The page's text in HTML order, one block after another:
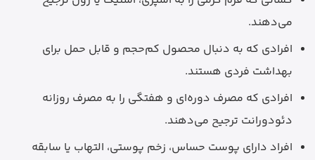
می‌دهند.
افرادی که به دنبال محصول کم‌حجم و قابل حمل برای
بهداشت فردی هستند.
افرادی که مصرف دوره‌ای و هفتگی را به مصرف روزانه
دئودورانت ترجیح می‌دهند.
افراد دارای پوست حساس، زخم پوستی، التهاب یا سابقه